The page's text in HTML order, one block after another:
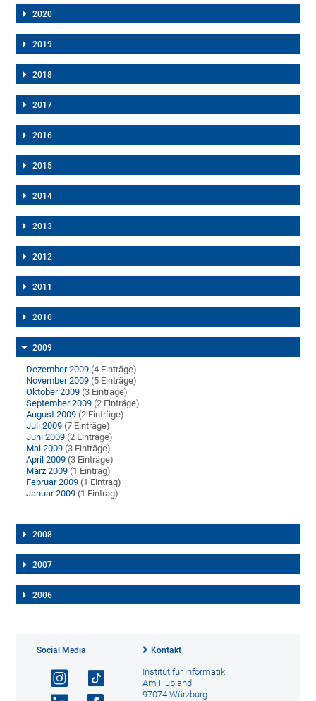
2020
2019
2018
2017
2016
2015
2014
2013
2012
2011
2010
2009
Dezember 2009 (4 Einträge)
November 2009 (5 Einträge)
Oktober 2009 (3 Einträge)
September 2009 (2 Einträge)
August 2009 (2 Einträge)
Juli 2009 (7 Einträge)
Juni 2009 (2 Einträge)
Mai 2009 (3 Einträge)
April 2009 (3 Einträge)
März 2009 (1 Eintrag)
Februar 2009 (1 Eintrag)
Januar 2009 (1 Eintrag)
2008
2007
2006
Social Media Kontakt
Institut für Informatik
Am Hubland
97074 Würzburg